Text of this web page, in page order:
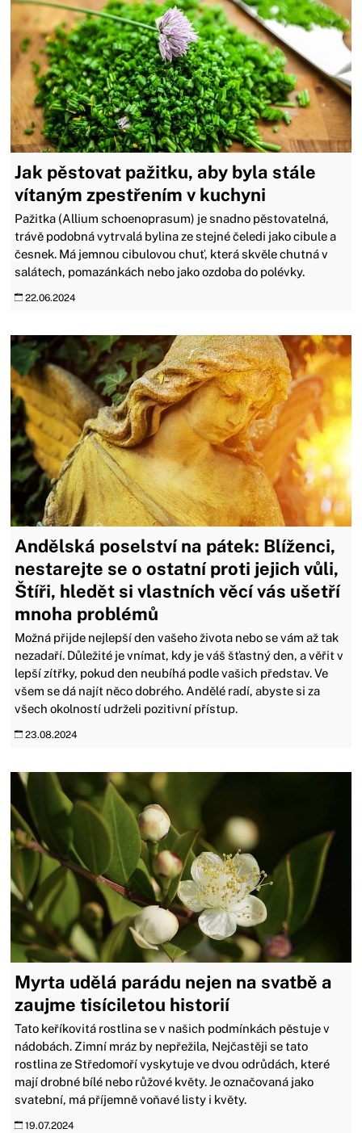
Jak pěstovat pažitku, aby byla stále
vítaným zpestřením v kuchyni
Pažitka (Allium schoenoprasum) je snadno pěstovatelná,
trávě podobná vytrvalá bylina ze stejné čeledi jako cibule a
česnek. Má jemnou cibulovou chuť, která skvěle chutná v
salátech, pomazánkách nebo jako ozdoba do polévky.
22.06.2024
Andělská poselství na pátek: Blíženci,
nestarejte se o ostatní proti jejich vůli,
Štíři, hledět si vlastních věcí vás ušetří
mnoha problémů
Možná přijde nejlepší den vašeho života nebo se vám až tak
nezadaří. Důležité je vnímat, kdy je váš šťastný den, a věřit v
lepší zítřky, pokud den neubíhá podle vašich představ. Ve
všem se dá najít něco dobrého. Andělé radí, abyste si za
všech okolností udrželi pozitivní přístup.
23.08.2024
Myrta udělá parádu nejen na svatbě a
zaujme tisíciletou historií
Tato keříkovitá rostlina se v našich podmínkách pěstuje v
nádobách. Zimní mráz by nepřežila, Nejčastěji se tato
rostlina ze Středomoří vyskytuje ve dvou odrůdách, které
mají drobné bílé nebo růžové květy. Je označovaná jako
svatební, má příjemně voňavé listy i květy.
19.07.2024